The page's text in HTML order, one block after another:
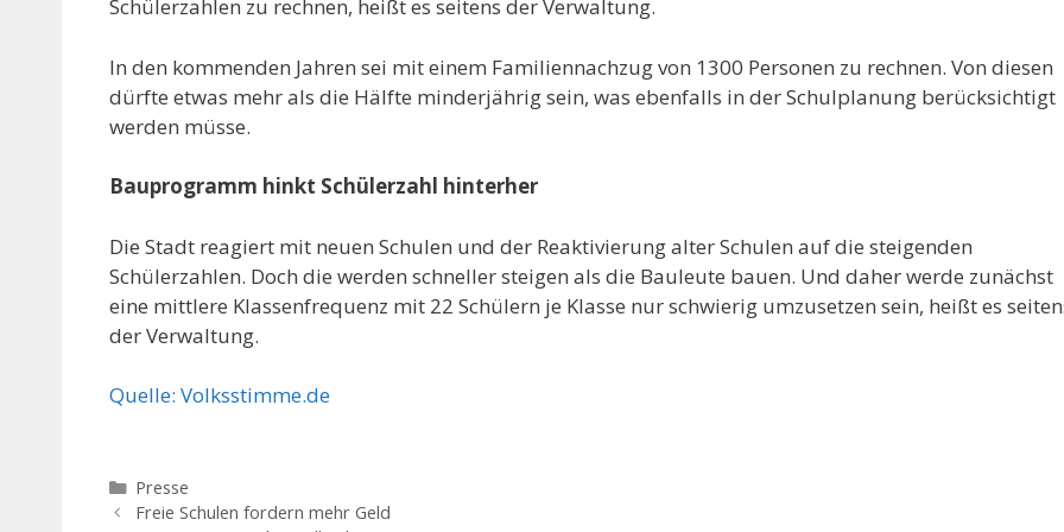
Schülerzahlen zu rechnen, heißt es seitens der Verwaltung.
In den kommenden Jahren sei mit einem Familiennachzug von 1300 Personen zu rechnen. Von diesen
dürfte etwas mehr als die Hälfte minderjährig sein, was ebenfalls in der Schulplanung berücksichtigt
werden müsse.
Bauprogramm hinkt Schülerzahl hinterher
Die Stadt reagiert mit neuen Schulen und der Reaktivierung alter Schulen auf die steigenden
Schülerzahlen. Doch die werden schneller steigen als die Bauleute bauen. Und daher werde zunächst
eine mittlere Klassenfrequenz mit 22 Schülern je Klasse nur schwierig umzusetzen sein, heißt es
der Verwaltung.
Quelle: Volksstimme.de
Kategorien
Presse
Beitrags-
Freie Schulen fordern mehr Geld